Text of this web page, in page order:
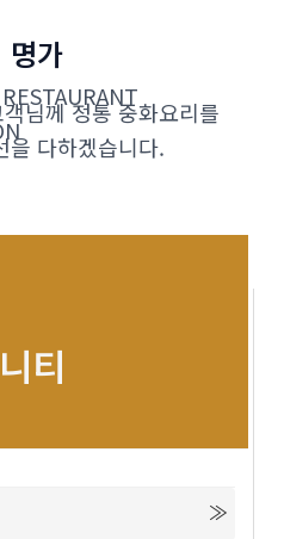
명가
님께 정통 중화요리를
을 다하겠습니다.
티